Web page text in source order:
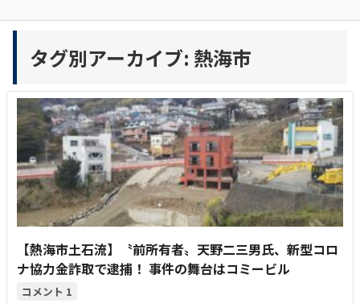
タグ別アーカイブ: 熱海市
【熱海市土石流】〝前所有者〟天野二三男氏、新型コロ
ナ協力金詐取で逮捕！ 事件の舞台はコミービル
1